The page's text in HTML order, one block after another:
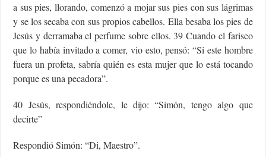
a sus pies, llorando, comenzó a mojar sus pies con sus lágrimas
y se los secaba con sus propios cabellos. Ella besaba los pies de
Jesús y derramaba el perfume sobre ellos. 39 Cuando el fariseo
que lo había invitado a comer, vio esto, pensó: “Si este hombre
fuera un profeta, sabría quién es esta mujer que lo está tocando
porque es una pecadora”.
40 Jesús, respondiéndole, le dijo: “Simón, tengo algo que
decirte”
Respondió Simón: “Di, Maestro”.